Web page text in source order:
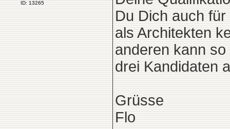
ID: 13265
Du Dich auch
als Architekten
anderen kann
drei Kandidaten
Grüsse
Flo